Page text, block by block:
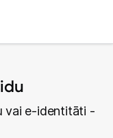
vai e-identitāti -